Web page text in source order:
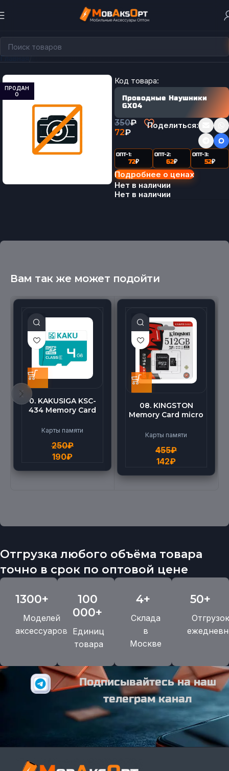
Главная Держатели для телефона
ПРОДАН
О
Код товара:
Проводные Наушники
GX04
350₽
72₽
Поделиться:
ОПТ-1:
72₽
ОПТ-2:
62₽
ОПТ-3:
52₽
Подробнее о ценах
Нет в наличии
Нет в наличии
Вам так же может подойти
0. KAKUSIGA KSC-
434 Memory Card
High Speed (4G)
Карты памяти
250₽
190₽
08. KINGSTON
Memory Card micro
Карты памяти
455₽
142₽
Отгрузка любого объёма товара
точно в срок по оптовой цене
1300+
Моделей
аксессуаров
100
000+
Единиц
товара
4+
Склада
в
Москве
50+
Отгрузок
Подписывайтесь на наш
телеграм канал